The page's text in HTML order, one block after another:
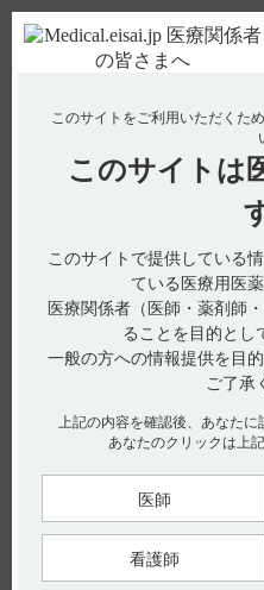
使用期限検索
No : 1927
【ワソラン】 規制区
【ワソラン】
規制区分について教えてくだ
インタビューフォームには、
■規制区分
［ワソラン錠40mg］（引用1）
製剤：ワソラン錠40mg 処方箋
注）注意－医師等の処方箋に
［ワソラン静注5mg］（引用2
このサイトをご利用いただくた
このサイトは
このサイトで提供している
ている医療用医
医療関係者（医師・薬剤師
ることを目的とし
一般の方への情報提供を目
ご了承
上記の内容を確認後、あなたに
あなたのクリックは上
医師
看護師